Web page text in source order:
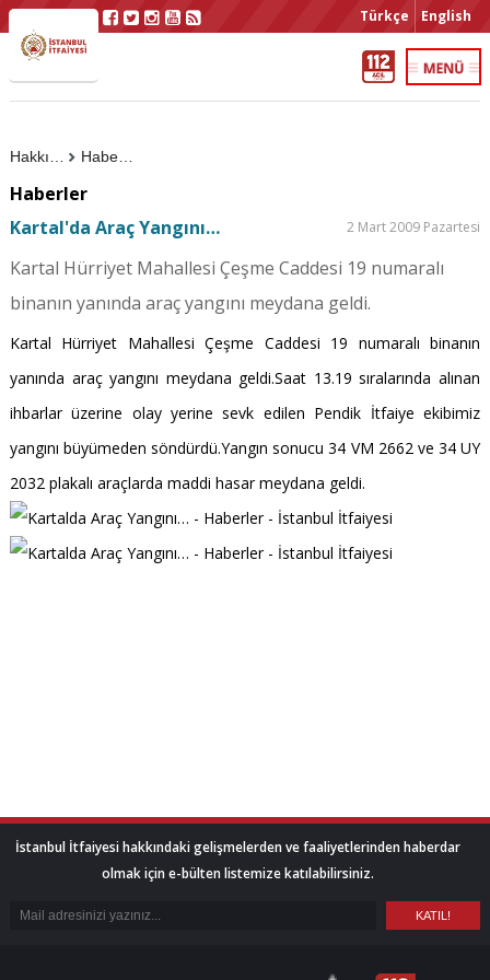
Türkçe English
Haberler
Haberler
Kartal'da Araç Yangını…
2 Mart 2009 Pazartesi
Kartal Hürriyet Mahallesi Çeşme Caddesi 19 numaralı
binanın yanında araç yangını meydana geldi.
Kartal Hürriyet Mahallesi Çeşme Caddesi 19 numaralı binanın
yanında araç yangını meydana geldi.Saat 13.19 sıralarında alınan
ihbarlar üzerine olay yerine sevk edilen Pendik İtfaiye ekibimiz
yangını büyümeden söndürdü.Yangın sonucu 34 VM 2662 ve 34 UY
2032 plakalı araçlarda maddi hasar meydana geldi.
İstanbul İtfaiyesi hakkındaki gelişmelerden ve faaliyetlerinden haberdar
olmak için e-bülten listemize katılabilirsiniz.